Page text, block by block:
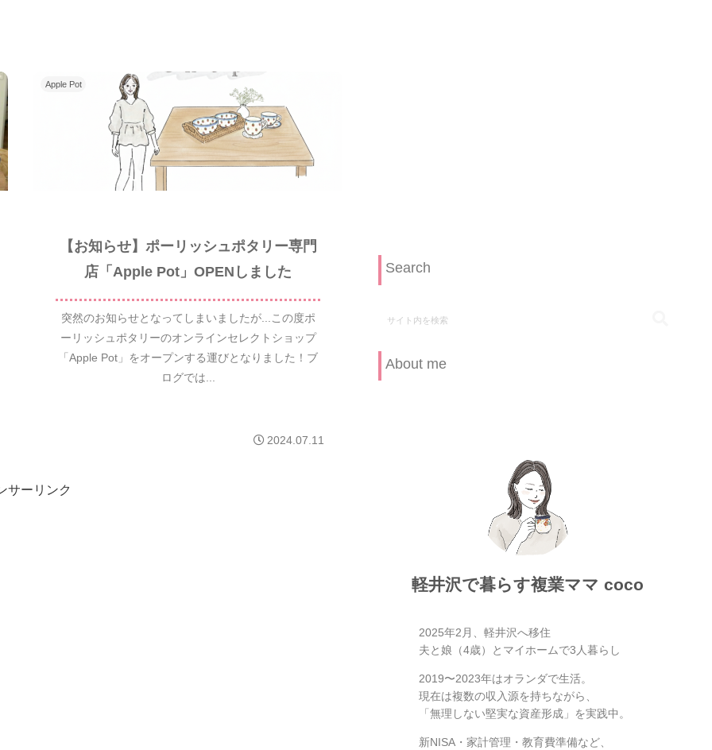
Apple Pot
【お知らせ】ポーリッシュポタリー専門
店「Apple Pot」OPENしました
突然のお知らせとなってしまいましたが...この度ポ
ーリッシュポタリーのオンラインセレクトショップ
「Apple Pot」をオープンする運びとなりました！ブ
ログでは...
2024.07.11
サーリンク
Search
About me
軽井沢で暮らす複業ママ coco
2025年2月、軽井沢へ移住
夫と娘（4歳）とマイホームで3人暮らし
2019〜2023年はオランダで生活。
現在は複数の収入源を持ちながら、
「無理しない堅実な資産形成」を実践中。
新NISA・家計管理・教育費準備など、